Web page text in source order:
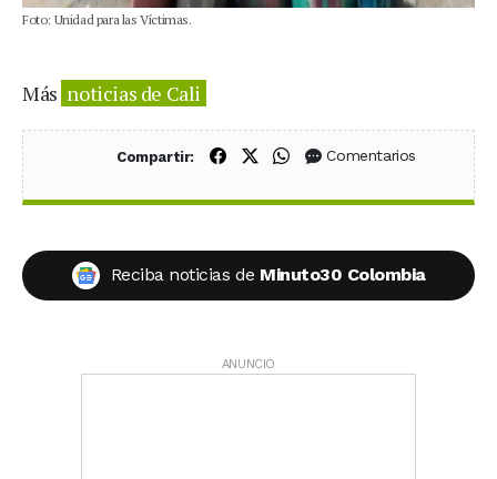
Foto: Unidad para las Víctimas.
Más noticias de Cali
Compartir: Compartir en Facebook
Compartir en X (Twitter)
Compartir en WhatsApp
Comentarios
Reciba noticias de Minuto30 Colombia
ANUNCIO